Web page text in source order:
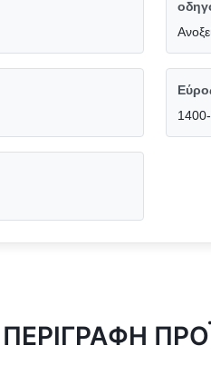
ΠΕΡΙΓΡΑΦΉ